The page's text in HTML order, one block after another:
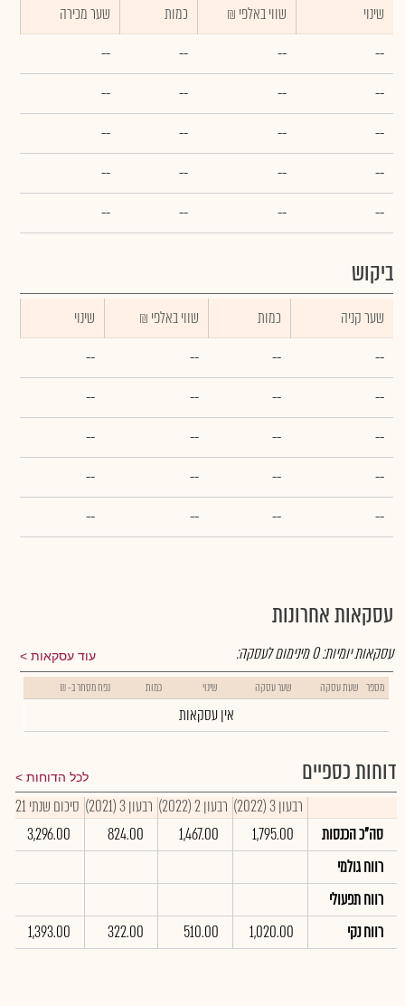
שינוי ₪ שווי באלפי כמות
שער מכירה
--
--
--
--
--
--
--
--
--
--
--
--
--
--
--
--
--
--
--
--
ביקוש
שער קניה כמות ₪ שווי באלפי
שינוי
--
--
--
--
--
--
--
--
--
--
--
--
--
--
--
--
--
--
--
--
עסקאות אחרונות
עוד עסקאות עסקאות יומיות:0מינימום לעסקה:
מספר שעת עסקה שער עסקה שינוי כמות נפח מסחר ב- ₪
אין עסקאות
דוחות כספיים לכל הדוחות
רבעון 3 (2022) רבעון 2 (2022) רבעון 3 (2021)
סיכום שנתי 2021
סה"כ הכנסות
1,795.00
1,467.00
824.00
3,296.00
רווח גולמי
רווח תפעולי
רווח נקי
1,020.00
510.00
322.00
1,393.00